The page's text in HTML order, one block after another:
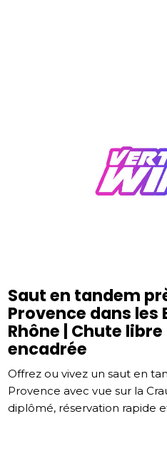
Saut en tandem
Provence dans
Rhône | Chute
encadrée
Offrez ou vivez un saut en
Provence avec vue sur la
diplômé, réservation rapide